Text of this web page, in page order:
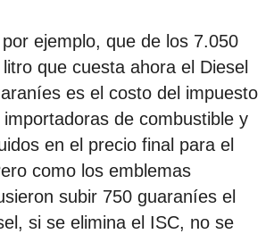
ejemplo, que de los 7.050
que cuesta ahora el Diesel
es el costo del impuesto
de combustible y
en el precio final para el
como los emblemas
subir 750 guaraníes el
si se elimina el ISC, no se